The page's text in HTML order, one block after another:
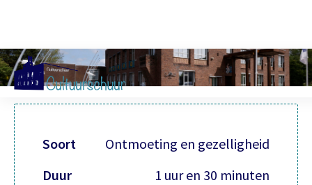
Soort
Ontmoeting en gezelligheid
Duur
1 uur en 30 minuten